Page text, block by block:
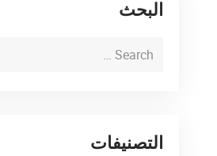
البحث
التصنيفات